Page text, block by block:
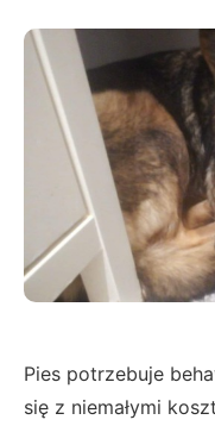
Pies potrzebuje
się z niemałymi